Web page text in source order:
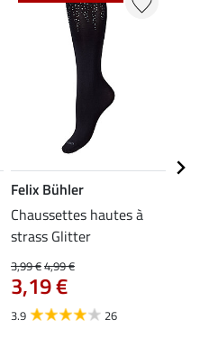
Felix Bühler
Chaussettes hautes à
strass Glitter
3,99 €4,99 €
3,19 €
3.9 26